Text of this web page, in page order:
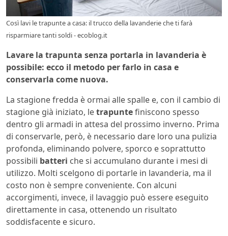
Così lavi le trapunte a casa: il trucco della lavanderie che ti farà
risparmiare tanti soldi - ecoblog.it
Lavare la trapunta senza portarla in lavanderia è
possibile: ecco il metodo per farlo in casa e
conservarla come nuova.
La stagione fredda è ormai alle spalle e, con il cambio di
stagione già iniziato, letrapuntefiniscono spesso
dentro gli armadi in attesa del prossimo inverno. Prima
di conservarle, però, è necessario dare loro una pulizia
profonda, eliminando polvere, sporco e soprattutto
possibili batteri che si accumulano durante i mesi di
utilizzo. Molti scelgono di portarle in lavanderia, ma il
costo non è sempre conveniente. Con alcuni
accorgimenti, invece, il lavaggio può essere eseguito
direttamente in casa, ottenendo un risultato
soddisfacente e sicuro.